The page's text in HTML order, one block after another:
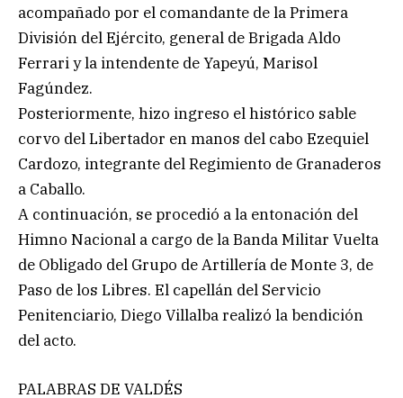
acompañado por el comandante de la Primera
División del Ejército, general de Brigada Aldo
Ferrari y la intendente de Yapeyú, Marisol
Fagúndez.
Posteriormente, hizo ingreso el histórico sable
corvo del Libertador en manos del cabo Ezequiel
Cardozo, integrante del Regimiento de Granaderos
a Caballo.
A continuación, se procedió a la entonación del
Himno Nacional a cargo de la Banda Militar Vuelta
de Obligado del Grupo de Artillería de Monte 3, de
Paso de los Libres. El capellán del Servicio
Penitenciario, Diego Villalba realizó la bendición
del acto.
PALABRAS DE VALDÉS